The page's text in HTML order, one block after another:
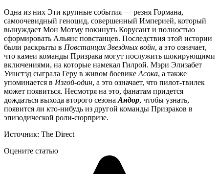
Одна из них Эти крупные события — резня Гормана,
самоочевидный геноцид, совершенный Империей, который
вынуждает Мон Мотму покинуть Корусант и полностью
сформировать Альянс повстанцев. Последствия этой истории
были раскрыты в Повстанцах Звездных войн, а это означает,
что камеи команды Призрака могут послужить шокирующими
включениями, на которые намекал Гилрой. Мэри Элизабет
Уинстэд сыграла Геру в живом боевике Асока, а также
упоминается в Изгой-один, а это означает, что пилот-твилек
может появиться. Несмотря на это, фанатам придется
дождаться выхода второго сезона Андор, чтобы узнать,
появится ли кто-нибудь из другой команды Призраков в
эпизодической роли-сюрпризе.
Источник: The Direct
Оцените статью